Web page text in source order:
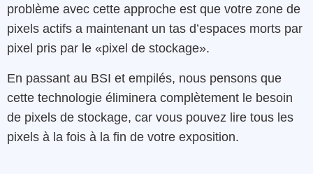
problème avec cette approche est que votre zone de
pixels actifs a maintenant un tas d’espaces morts par
pixel pris par le «pixel de stockage».
En passant au BSI et empilés, nous pensons que
cette technologie éliminera complètement le besoin
de pixels de stockage, car vous pouvez lire tous les
pixels à la fois à la fin de votre exposition.